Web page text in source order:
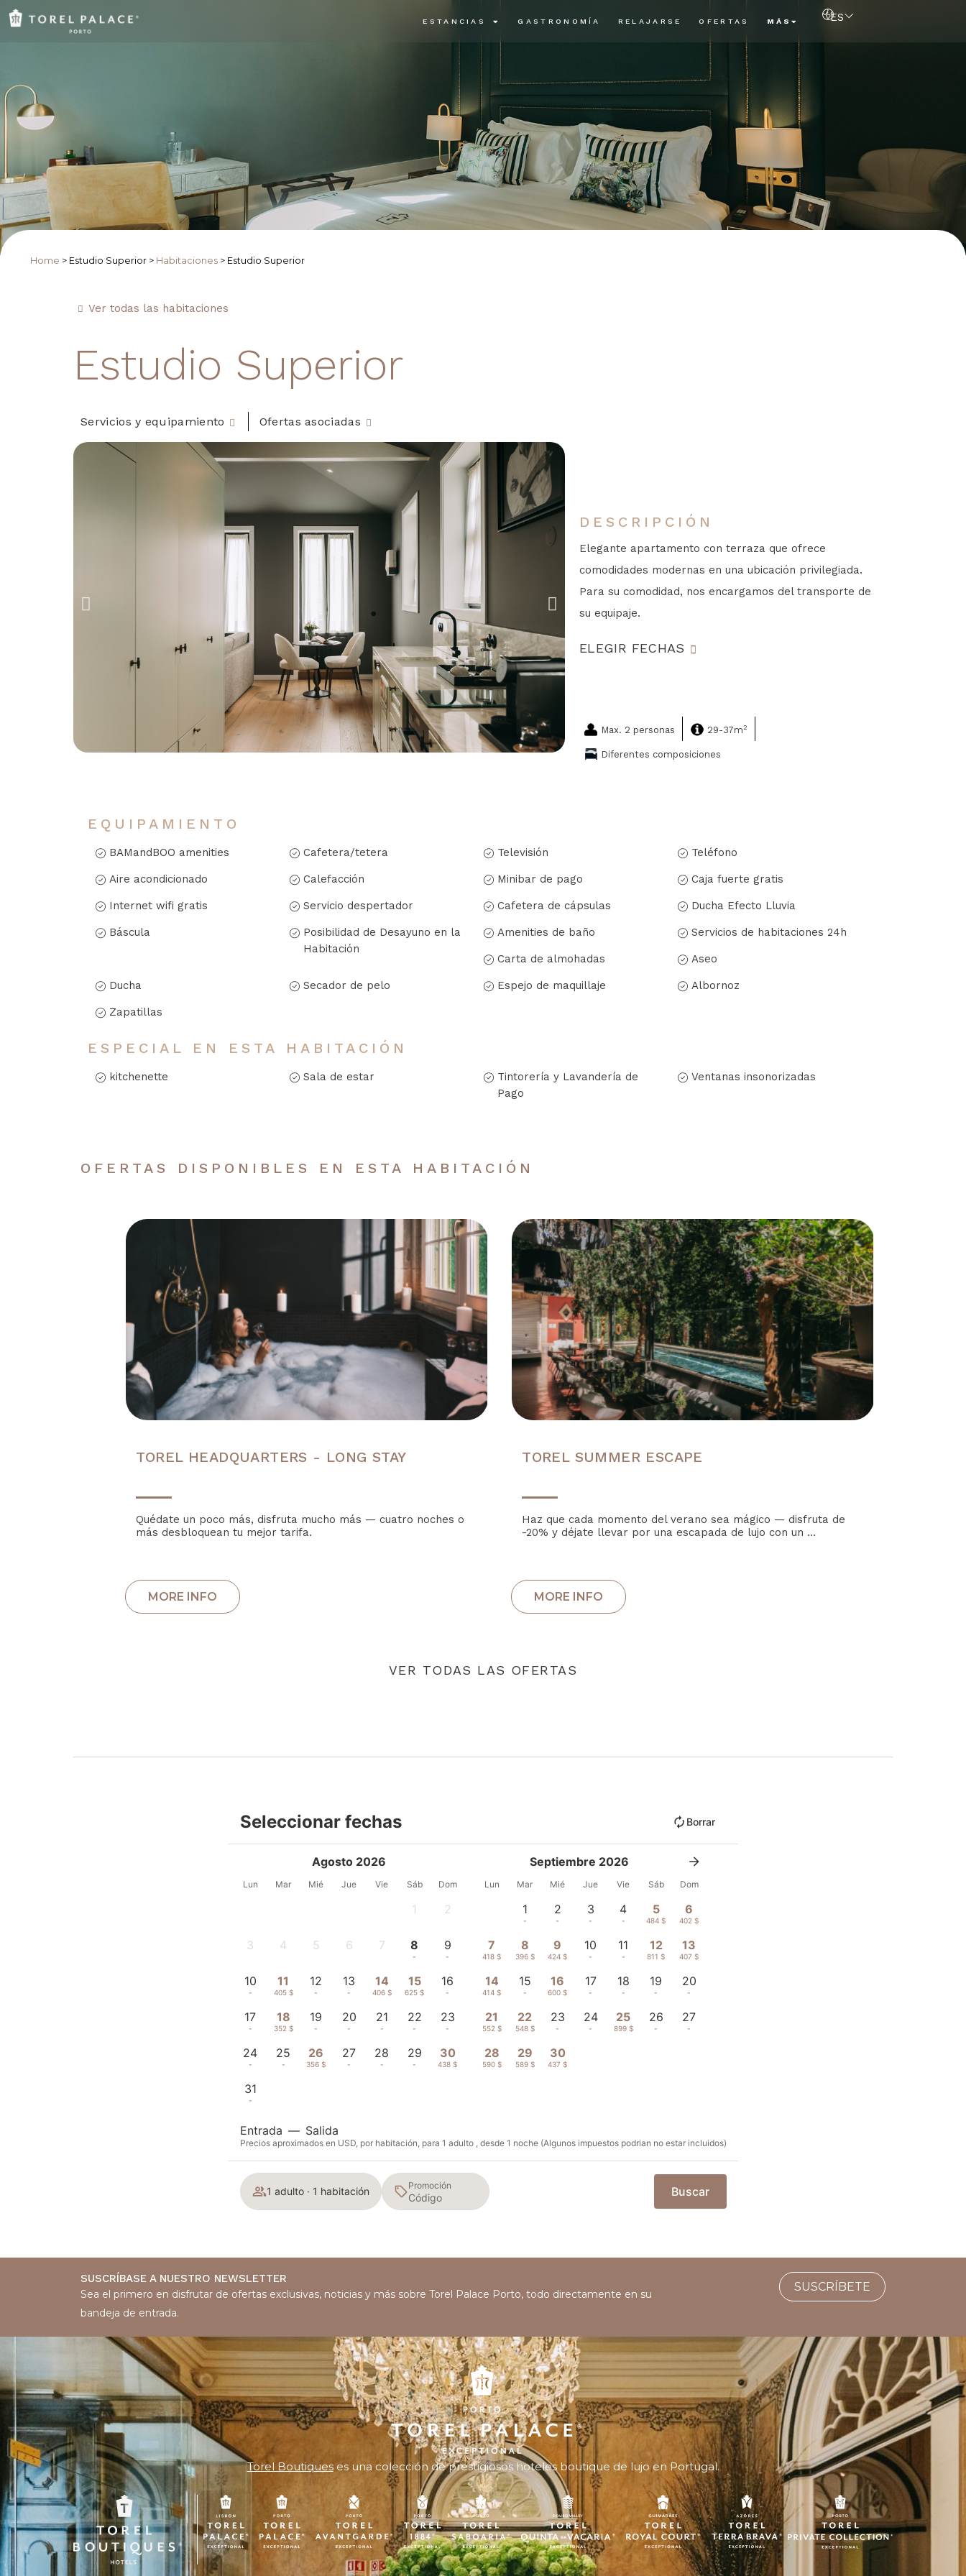
ESTANCIAS GASTRONOMÍA RELAJARSE OFERTAS MÁS ES
Home > Estudio Superior > Habitaciones > Estudio Superior
Ver todas las habitaciones
Estudio Superior
Servicios y equipamiento Ofertas asociadas
Max. 2 personas 29-37m2
Diferentes composiciones
DESCRIPCIÓN
Elegante apartamento con terraza que ofrece
comodidades modernas en una ubicación privilegiada.
Para su comodidad, nos encargamos del transporte de
su equipaje.
ELEGIR FECHAS
EQUIPAMIENTO
BAMandBOO amenities Cafetera/tetera Televisión Teléfono
Aire acondicionado Calefacción Minibar de pago Caja fuerte gratis
Internet wifi gratis Servicio despertador Cafetera de cápsulas Ducha Efecto Lluvia
Báscula
Posibilidad de Desayuno en la
Habitación
Amenities de baño Servicios de habitaciones 24h
Carta de almohadas Aseo
Ducha Secador de pelo Espejo de maquillaje Albornoz
Zapatillas
ESPECIAL EN ESTA HABITACIÓN
kitchenette Sala de estar
Tintorería y Lavandería de
Pago
Ventanas insonorizadas
OFERTAS DISPONIBLES EN ESTA HABITACIÓN
TOREL SUMMER ESCAPE
Haz que cada momento del verano sea mágico — disfruta de
-20% y déjate llevar por una escapada de lujo con un ...
TOREL HEADQUARTERS - LONG STAY
Quédate un poco más, disfruta mucho más — cuatro noches o
más desbloquean tu mejor tarifa.
VER TODAS LAS OFERTAS
Seleccionar fechas Borrar
Agosto 2026
Lun Mar Mié Jue Vie Sáb Dom
1 2
3 4 5 6 7 8
-
9
-
10
-
11
405 $
12
-
13
-
14
406 $
15
625 $
16
-
17
-
18
352 $
19
-
20
-
21
-
22
-
23
-
24
-
25
-
26
356 $
27
-
28
-
29
-
30
438 $
31
-
Septiembre 2026
Lun Mar Mié Jue Vie Sáb Dom
1
-
2
-
3
-
4
-
5
484 $
6
402 $
7
418 $
8
396 $
9
424 $
10
-
11
-
12
811 $
13
407 $
14
414 $
15
-
16
600 $
17
-
18
-
19
-
20
-
21
552 $
22
548 $
23
-
24
-
25
899 $
26
-
27
-
28
590 $
29
589 $
30
437 $
Entrada — Salida
Precios aproximados en USD, por habitación, para 1 adulto , desde 1 noche (Algunos impuestos podrian no estar incluidos)
1 adulto · 1 habitación Promoción Buscar
SUSCRÍBASE A NUESTRO NEWSLETTER
Sea el primero en disfrutar de ofertas exclusivas, noticias y más sobre Torel Palace Porto, todo directamente en su
bandeja de entrada.
SUSCRÍBETE
Torel Boutiqueses una colección de prestigiosos hoteles boutique de lujo en Portugal.